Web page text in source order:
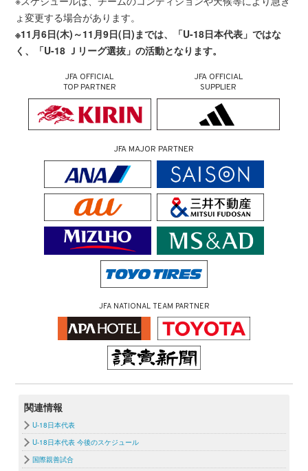
ょ変更する場合があります。
※11月6日(木)～11月9日(日)までは、「U-18日本代表」ではな
く、「U-18 Ｊリーグ選抜」の活動となります。
JFA OFFICIAL
TOP PARTNER
JFA OFFICIAL
SUPPLIER
JFA MAJOR PARTNER
JFA NATIONAL TEAM PARTNER
関連情報
U-18日本代表
U-18日本代表 今後のスケジュール
国際親善試合